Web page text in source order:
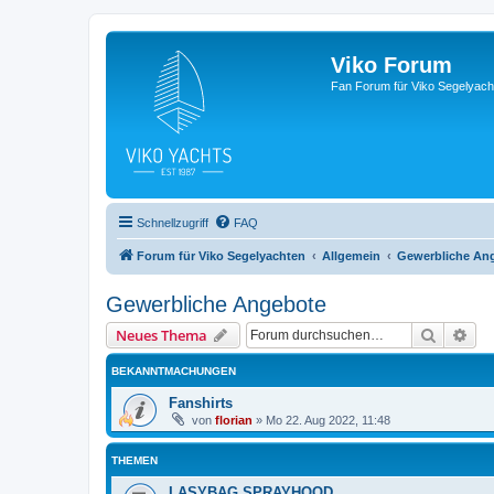
Viko Forum
Fan Forum für Viko
Schnellzugriff FAQ
Forum für Viko Segelyachten Allgemein Gewerbliche
Gewerbliche Angebote
Neues Thema Suche
BEKANNTMACHUNGEN
Fanshirts
von florian » Mo 22. Aug 2022, 11:48
THEMEN